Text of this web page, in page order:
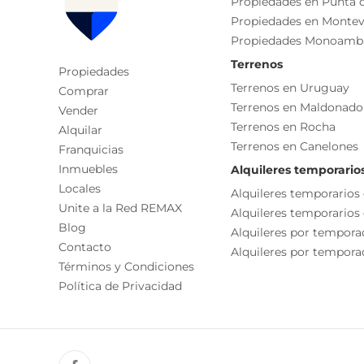
-Amplio espacio al aire libre, con vistas
-Deposito (era utilizado como taller)
Apto préstamo bancario.
No deje de visitarla!
Comisión inmobiliaria 3%+iva
Cada Oficina es de propiedad, gestión y
La presente publicación describe las
responsable de la operación por la eventual
funcionales, servicios, impuestos, precios y
Dormitorio
Patio
Estudio
Características
Disposición Frente
Orientación Noreste
Toilet
Permite Mascotas
Propiedades
Comprar
Vender
Alquilar
Franquicias
Inmuebles
Locales
Unite a la Red REMAX
Blog
Contacto
Términos y Condiciones
Política de Privacidad
Propiedades en
Propiedades
Terrenos
Terrenos en Uruguay
Terrenos en Maldonado
Terrenos en Rocha
Terrenos en Canelones
Alquileres
Alquileres temporarios
Alquileres temporarios
Alquileres por
Alquileres por